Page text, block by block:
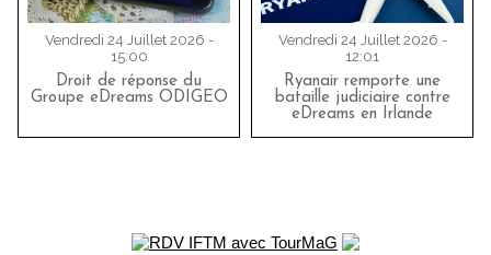
Vendredi 24 Juillet 2026 -
15:00
Droit de réponse du
Groupe eDreams ODIGEO
Vendredi 24 Juillet 2026 -
12:01
Ryanair remporte une
bataille judiciaire contre
eDreams en Irlande